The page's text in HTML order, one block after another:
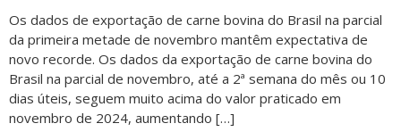
Os dados de exportação de carne bovina do Brasil na parcial
da primeira metade de novembro mantêm expectativa de
novo recorde. Os dados da exportação de carne bovina do
Brasil na parcial de novembro, até a 2ª semana do mês ou 10
dias úteis, seguem muito acima do valor praticado em
novembro de 2024, aumentando […]